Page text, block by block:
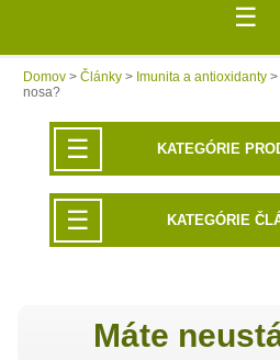
☰
Domov > Články > Imunita a antioxidanty
nosa?
☰ KATEGÓRIE
☰ KATEGÓRIE
Máte